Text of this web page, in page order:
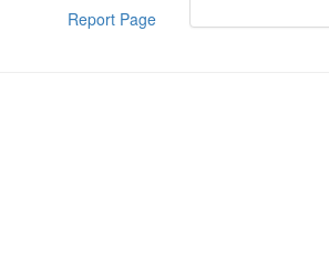
Report Page